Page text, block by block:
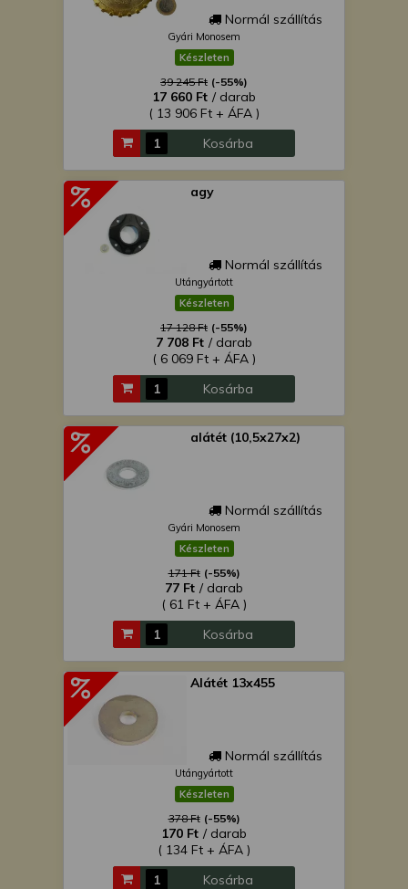
Normál szállítás
Gyári Monosem
Készleten
39 245 Ft (-55%)
17 660 Ft / darab
( 13 906 Ft + ÁFA )
Kosárba
agy
Normál szállítás
Utángyártott
Készleten
17 128 Ft (-55%)
7 708 Ft / darab
( 6 069 Ft + ÁFA )
Kosárba
alátét (10,5x27x2)
Normál szállítás
Gyári Monosem
Készleten
171 Ft (-55%)
77 Ft / darab
( 61 Ft + ÁFA )
Kosárba
Alátét 13x455
Normál szállítás
Utángyártott
Készleten
378 Ft (-55%)
170 Ft / darab
( 134 Ft + ÁFA )
Kosárba